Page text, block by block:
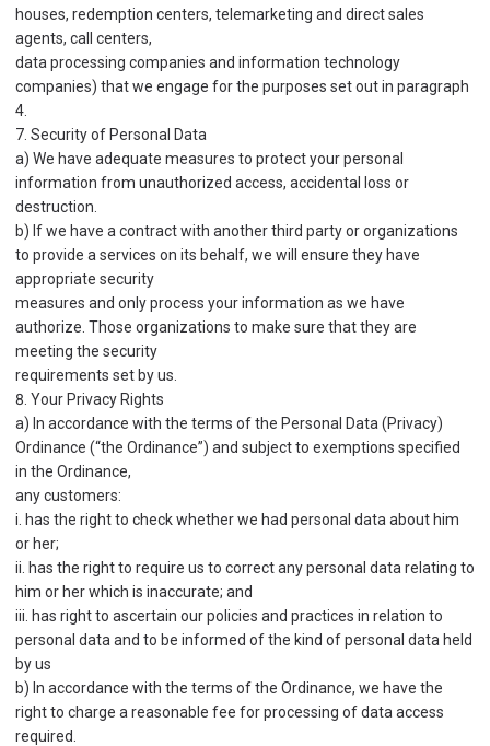
houses, redemption centers, telemarketing and direct sales
agents, call centers,
data processing companies and information technology
companies) that we engage for the purposes set out in paragraph
4.
7. Security of Personal Data
a) We have adequate measures to protect your personal
information from unauthorized access, accidental loss or
destruction.
b) If we have a contract with another third party or organizations
to provide a services on its behalf, we will ensure they have
appropriate security
measures and only process your information as we have
authorize. Those organizations to make sure that they are
meeting the security
requirements set by us.
8. Your Privacy Rights
a) In accordance with the terms of the Personal Data (Privacy)
Ordinance (“the Ordinance”) and subject to exemptions specified
in the Ordinance,
any customers:
i. has the right to check whether we had personal data about him
or her;
ii. has the right to require us to correct any personal data relating to
him or her which is inaccurate; and
iii. has right to ascertain our policies and practices in relation to
personal data and to be informed of the kind of personal data held
by us
b) In accordance with the terms of the Ordinance, we have the
right to charge a reasonable fee for processing of data access
required.